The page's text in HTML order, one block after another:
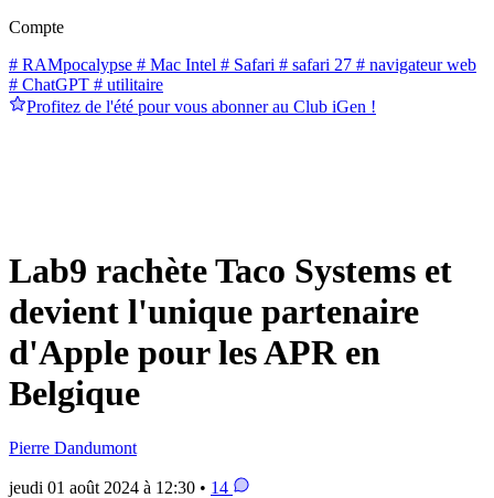
Compte
# RAMpocalypse # Mac Intel # Safari # safari 27 # navigateur web
# ChatGPT # utilitaire
Profitez de l'été pour vous abonner au Club iGen !
Lab9 rachète Taco Systems et
devient l'unique partenaire
d'Apple pour les APR en
Belgique
Pierre Dandumont
jeudi 01 août 2024 à 12:30 • 14